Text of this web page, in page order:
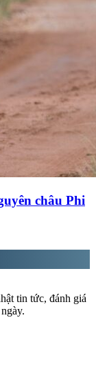
châu Phi
tin tức, đánh giá